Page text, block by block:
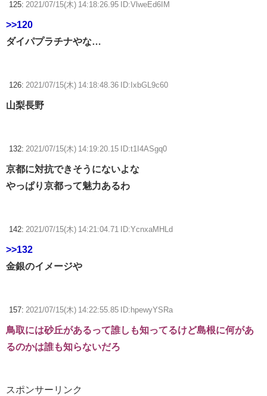
125: 2021/07/15(木) 14:18:26.95 ID:VlweEd6IM
>>120
ダイパプラチナやな…
126: 2021/07/15(木) 14:18:48.36 ID:IxbGL9c60
山梨長野
132: 2021/07/15(木) 14:19:20.15 ID:t1I4ASgq0
京都に対抗できそうにないよな
やっぱり京都って魅力あるわ
142: 2021/07/15(木) 14:21:04.71 ID:YcnxaMHLd
>>132
金銀のイメージや
157: 2021/07/15(木) 14:22:55.85 ID:hpewyYSRa
鳥取には砂丘があるって誰しも知ってるけど島根に何があ
るのかは誰も知らないだろ
スポンサーリンク